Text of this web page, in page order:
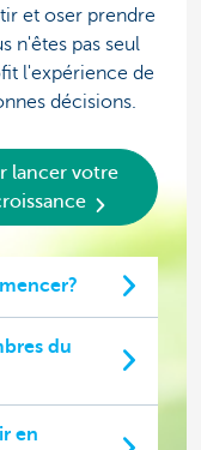
et oser prendre
n'êtes pas seul
l'expérience de
décisions.
lancer votre
du
en